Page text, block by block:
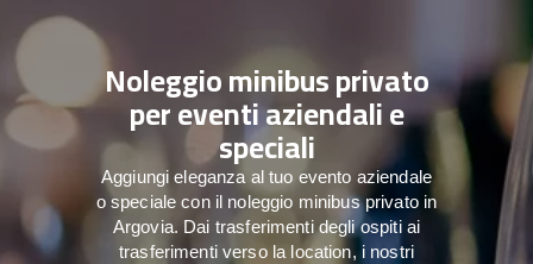
Noleggio minibus privato
per eventi aziendali e
speciali
Aggiungi eleganza al tuo evento aziendale
o speciale con il noleggio minibus privato in
Argovia. Dai trasferimenti degli ospiti ai
trasferimenti verso la location, i nostri